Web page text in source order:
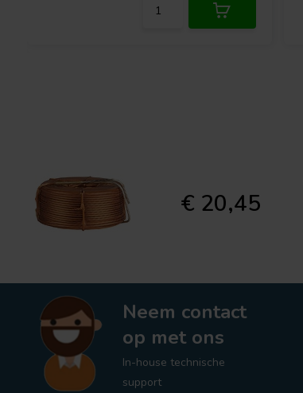
€ 20,45
Neem contact
op met ons
In-house technische
support